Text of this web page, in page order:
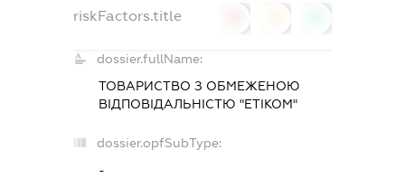
riskFactors.title
dossier.fullName:
ТОВАРИСТВО З ОБМЕЖЕНОЮ
ВІДПОВІДАЛЬНІСТЮ "ЕТІКОМ"
dossier.opfSubType:
-